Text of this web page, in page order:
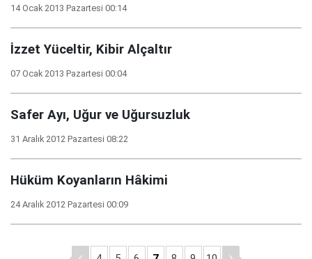
14 Ocak 2013 Pazartesi 00:14
İzzet Yüceltir, Kibir Alçaltır
07 Ocak 2013 Pazartesi 00:04
Safer Ayı, Uğur ve Uğursuzluk
31 Aralık 2012 Pazartesi 08:22
Hüküm Koyanların Hâkimi
24 Aralık 2012 Pazartesi 00:09